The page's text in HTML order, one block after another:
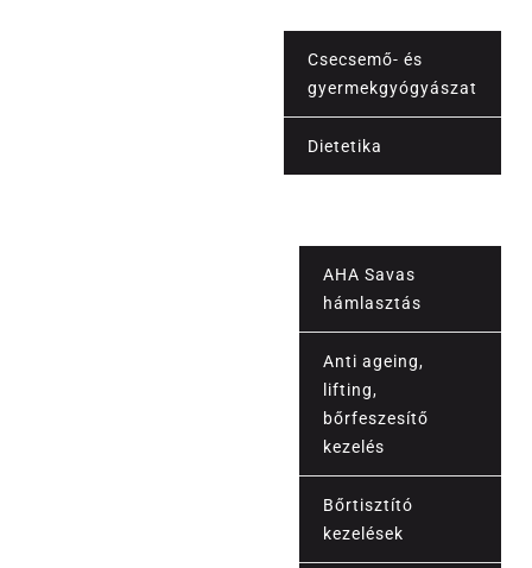
Csecsemő- és
gyermekgyógyászat
Dietetika
AHA Savas
hámlasztás
Anti ageing,
lifting,
bőrfeszesítő
kezelés
Bőrtisztító
kezelések